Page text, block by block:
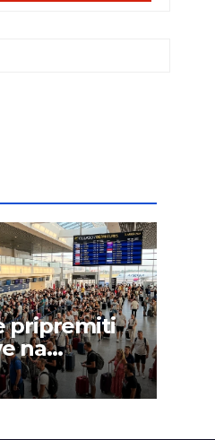
pripremiti
na